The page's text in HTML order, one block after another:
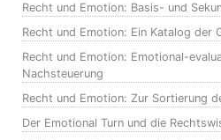
Recht und Emotion: Basis- und
Recht und Emotion: Ein Katalog der
Recht und Emotion: Emotional-
Nachsteuerung
Recht und Emotion: Zur Sortierung
Der Emotional Turn und die